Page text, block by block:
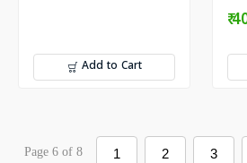
Add to Cart
₹
Page 6 of 8 1 2 3